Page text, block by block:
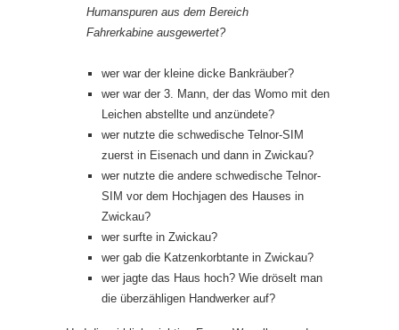
Humanspuren aus dem Bereich
Fahrerkabine ausgewertet?
wer war der kleine dicke Bankräuber?
wer war der 3. Mann, der das Womo mit den
Leichen abstellte und anzündete?
wer nutzte die schwedische Telnor-SIM
zuerst in Eisenach und dann in Zwickau?
wer nutzte die andere schwedische Telnor-
SIM vor dem Hochjagen des Hauses in
Zwickau?
wer surfte in Zwickau?
wer gab die Katzenkorbtante in Zwickau?
wer jagte das Haus hoch? Wie dröselt man
die überzähligen Handwerker auf?